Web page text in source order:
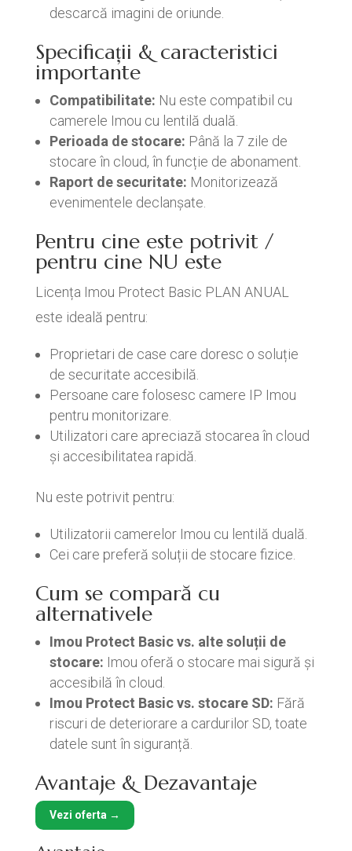
descarcă imagini de oriunde.
Specificații & caracteristici
importante
Compatibilitate: Nu este compatibil cu
camerele Imou cu lentilă duală.
Perioada de stocare: Până la 7 zile de
stocare în cloud, în funcție de abonament.
Raport de securitate: Monitorizează
evenimentele declanșate.
Pentru cine este potrivit /
pentru cine NU este
Licența Imou Protect Basic PLAN ANUAL
este ideală pentru:
Proprietari de case care doresc o soluție
de securitate accesibilă.
Persoane care folosesc camere IP Imou
pentru monitorizare.
Utilizatori care apreciază stocarea în cloud
și accesibilitatea rapidă.
Nu este potrivit pentru:
Utilizatorii camerelor Imou cu lentilă duală.
Cei care preferă soluții de stocare fizice.
Cum se compară cu
alternativele
Imou Protect Basic vs. alte soluții de
stocare: Imou oferă o stocare mai sigură și
accesibilă în cloud.
Imou Protect Basic vs. stocare SD: Fără
riscuri de deteriorare a cardurilor SD, toate
datele sunt în siguranță.
Avantaje & Dezavantaje
Vezi oferta →